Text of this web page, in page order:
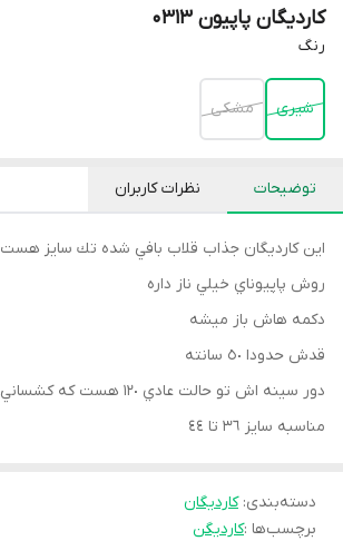
کاردیگان پاپیون 0313
رنگ
شيرى مشكى
توضیحات نظرات کاربران
اين كارديگان جذاب قلاب بافي شده تك سايز هست
روش پاپيوناي خيلي ناز داره
دكمه هاش باز ميشه
قدش حدودا ٥٠ سانته
دور سينه اش تو حالت عادي ١٢٠ هست كه كشساني داره
مناسبه سايز ٣٦ تا ٤٤
دسته‌بندی:كارديگان
برچسب‌ها :کاردیگن